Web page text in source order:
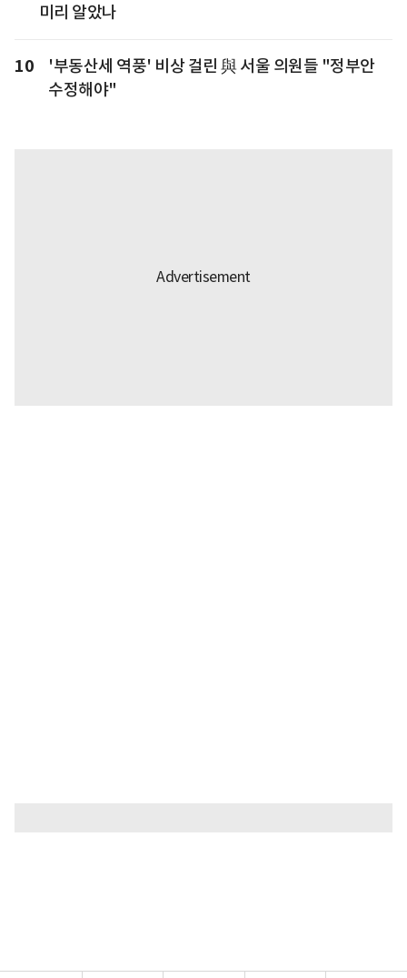
미리 알았나
10
'부동산세 역풍' 비상 걸린 與 서울 의원들 "정부안
수정해야"